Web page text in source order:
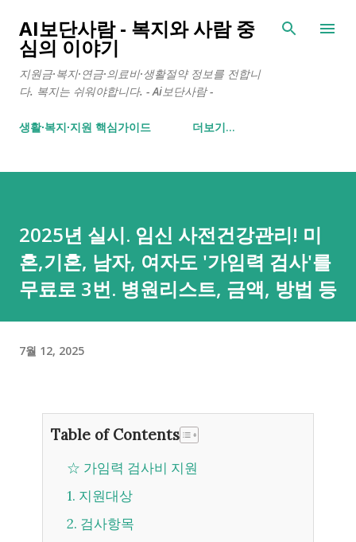
기본 콘텐츠로 건너뛰기
AI보단사람 - 복지와 사람 중
심의 이야기
지원금·복지·연금·의료비·생활절약 정보를 전합니
다. 복지는 쉬워야합니다. - Ai보단사람 -
생활∙복지∙지원 핵심가이드 더보기…
2025년 실시. 임신 사전건강관리! 미
혼,기혼, 남자, 여자도 '가임력 검사'를
무료로 3번. 병원리스트, 금액, 방법 등
7월 12, 2025
Table of Contents
☆ 가임력 검사비 지원
1. 지원대상
2. 검사항목